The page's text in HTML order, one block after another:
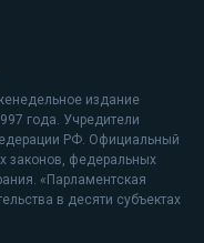
издание
года. Учредители
РФ. Официальный
законов, федеральных
«Парламентская
в десяти субъектах